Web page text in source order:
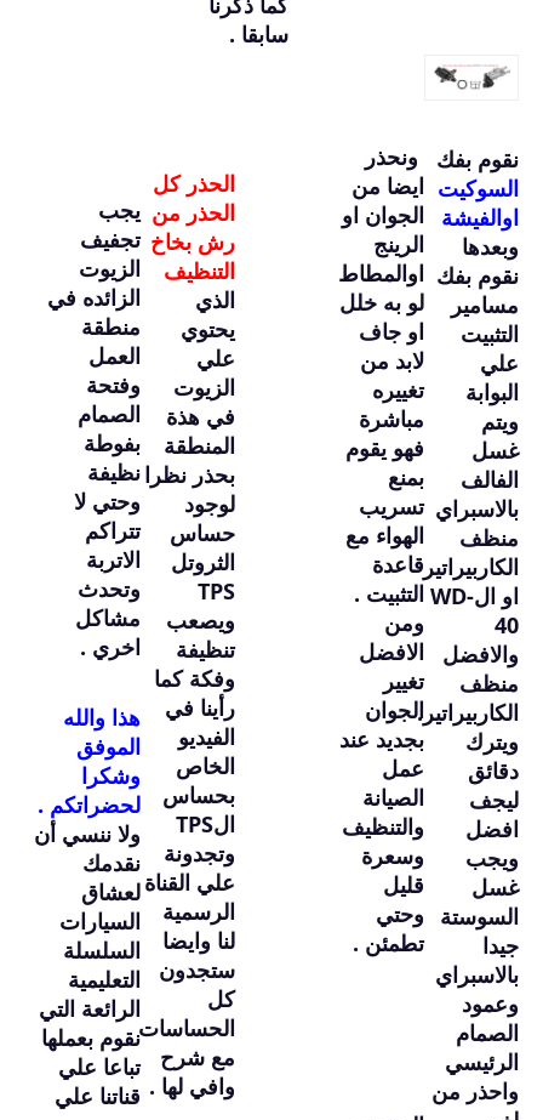
سابقا .
نقوم بفك
السوكيت
اوالفيشة
وبعدها
نقوم بفك
مسامير
التثبيت
علي
البوابة
ويتم
غسل
الفالف
بالاسبراي
منظف
الكاربيراتير
او الWD-
40
والافضل
منظف
الكاربيراتير.
ويترك
دقائق
ليجف
افضل
ويجب
غسل
السوستة
جيدا
بالاسبراي
وعمود
الصمام
الرئيسي
واحذر من
ونحذر
ايضا من
الجوان او
الرينج
اوالمطاط
لو به خلل
او جاف
لابد من
تغييره
مباشرة
فهو يقوم
بمنع
تسريب
الهواء مع
قاعدة
التثبيت .
ومن
الافضل
تغيير
الجوان
بجديد عند
عمل
الصيانة
والتنظيف
وسعرة
قليل
وحتي
تطمئن .
الحذر كل
الحذر من
رش بخاخ
التنظيف
الذي
يحتوي
علي
الزيوت
في هذة
المنطقة
بحذر نظرا
لوجود
حساس
الثروتل
TPS
ويصعب
تنظيفة
وفكة كما
رأينا في
الفيديو
الخاص
بحساس
الTPS
وتجدونة
علي القناة
الرسمية
لنا وايضا
ستجدون
كل
الحساسات
مع شرح
وافي لها .
يجب
تجفيف
الزيوت
الزائده في
منطقة
العمل
وفتحة
الصمام
بفوطة
نظيفة
وحتي لا
تتراكم
الاتربة
وتحدث
مشاكل
اخري .
هذا والله
الموفق
وشكرا
لحضراتكم .
ولا ننسي أن
نقدمك
لعشاق
السيارات
السلسلة
التعليمية
الرائعة التي
نقوم بعملها
تباعا علي
قناتنا علي